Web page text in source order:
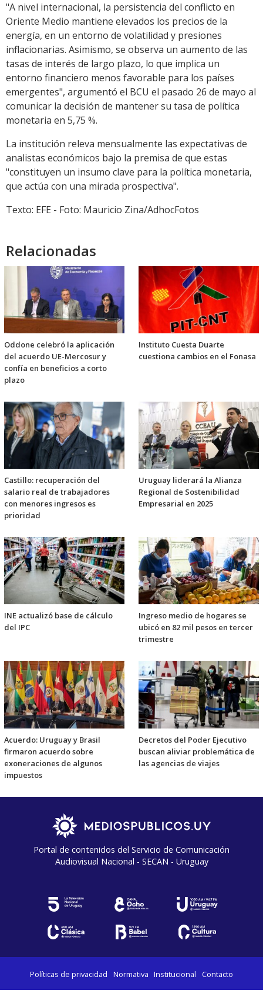
"A nivel internacional, la persistencia del conflicto en
Oriente Medio mantiene elevados los precios de la
energía, en un entorno de volatilidad y presiones
inflacionarias. Asimismo, se observa un aumento de las
tasas de interés de largo plazo, lo que implica un
entorno financiero menos favorable para los países
emergentes", argumentó el BCU el pasado 26 de mayo al
comunicar la decisión de mantener su tasa de política
monetaria en 5,75 %.
La institución releva mensualmente las expectativas de
analistas económicos bajo la premisa de que estas
"constituyen un insumo clave para la política monetaria,
que actúa con una mirada prospectiva".
Texto: EFE - Foto: Mauricio Zina/AdhocFotos
Relacionadas
Oddone celebró la aplicación
del acuerdo UE-Mercosur y
confía en beneficios a corto
plazo
Instituto Cuesta Duarte
cuestiona cambios en el Fonasa
Castillo: recuperación del
salario real de trabajadores
con menores ingresos es
prioridad
Uruguay liderará la Alianza
Regional de Sostenibilidad
Empresarial en 2025
INE actualizó base de cálculo
del IPC
Ingreso medio de hogares se
ubicó en 82 mil pesos en tercer
trimestre
Acuerdo: Uruguay y Brasil
firmaron acuerdo sobre
exoneraciones de algunos
impuestos
Decretos del Poder Ejecutivo
buscan aliviar problemática de
las agencias de viajes
Portal de contenidos del Servicio de Comunicación
Audiovisual Nacional - SECAN - Uruguay
Políticas de privacidad Normativa Institucional Contacto